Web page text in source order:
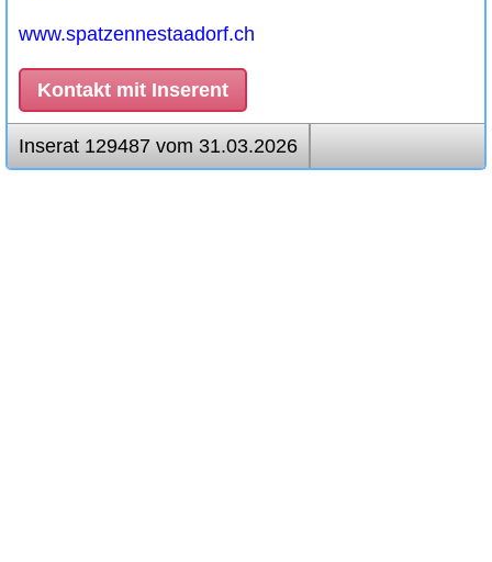
www.spatzennestaadorf.ch
Kontakt mit Inserent
Inserat 129487 vom 31.03.2026